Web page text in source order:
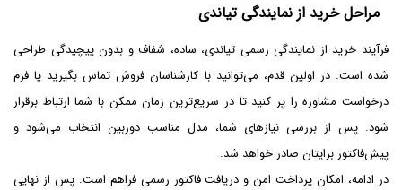
مراحل خرید از نمایندگی تیاندی
فرآیند خرید از نمایندگی رسمی تیاندی، ساده، شفاف و بدون پیچیدگی طراحی
شده است. در اولین قدم، می‌توانید با کارشناسان فروش تماس بگیرید یا فرم
درخواست مشاوره را پر کنید تا در سریع‌ترین زمان ممکن با شما ارتباط برقرار
شود. پس از بررسی نیازهای شما، مدل مناسب دوربین انتخاب می‌شود و
پیش‌فاکتور برایتان صادر خواهد شد.
در ادامه، امکان پرداخت امن و دریافت فاکتور رسمی فراهم است. پس از نهایی